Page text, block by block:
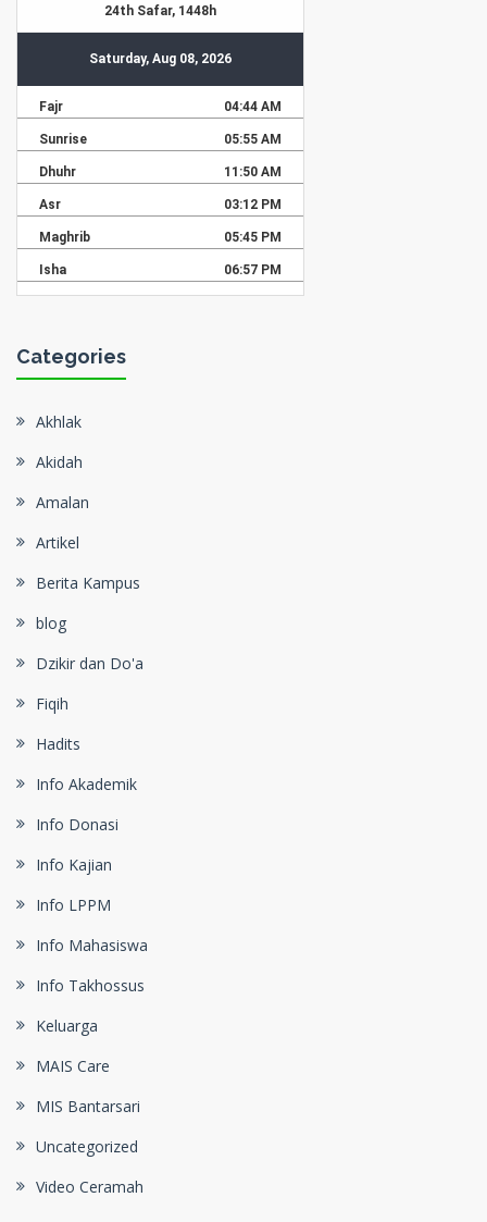
Categories
Akhlak
Akidah
Amalan
Artikel
Berita Kampus
blog
Dzikir dan Do'a
Fiqih
Hadits
Info Akademik
Info Donasi
Info Kajian
Info LPPM
Info Mahasiswa
Info Takhossus
Keluarga
MAIS Care
MIS Bantarsari
Uncategorized
Video Ceramah